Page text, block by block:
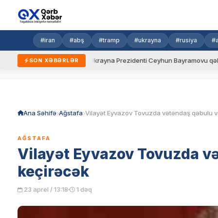
#iran #abş #tramp #ukrayna #rusiya
SON XƏBƏRLƏR
yeni qaydalar Ukrayna Prezidenti Ceyhun Bayramovu qəbul edib
Ana Səhifə Ağstafa
AĞSTAFA
Vilayət Eyvazov Tovuzda
keçirəcək
23 aprel / 13:18 1 dəq